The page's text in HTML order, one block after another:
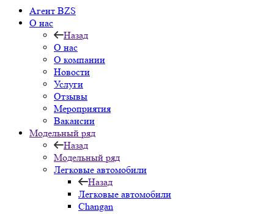
Агент BZS
О нас
Назад
О нас
О компании
Новости
Услуги
Отзывы
Мероприятия
Вакансии
Модельный ряд
Назад
Модельный ряд
Легковые автомобили
Назад
Легковые автомобили
Changan